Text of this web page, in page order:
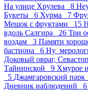
На улице Хрулева 8
Букеты 6 Хурма 7
Мешок с фруктами 15
вдоль Салгира 26 Три
воздам 3 Памяти
бастиона 6
Доковый овраг,
Тайнинской 9 Хмурое
5 Джамгаровский
Дневник наблюдений 6